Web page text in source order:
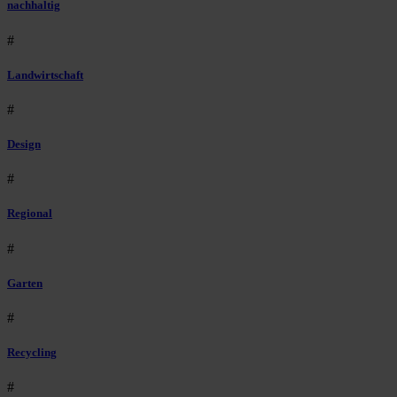
nachhaltig
#
Landwirtschaft
#
Design
#
Regional
#
Garten
#
Recycling
#